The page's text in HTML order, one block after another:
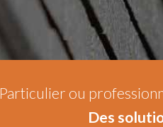
Particulier ou
Des